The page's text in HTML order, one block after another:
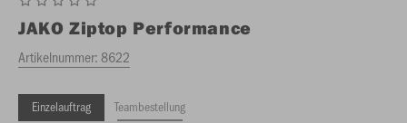
JAKO Ziptop Performance
Artikelnummer:8622
Einzelauftrag Teambestellung